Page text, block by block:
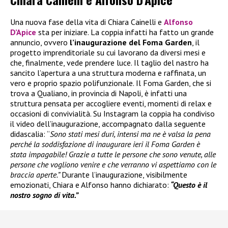
Una nuova fase della vita di Chiara Cainelli e Alfonso
D’Apice sta per iniziare. La coppia infatti ha fatto un grande
annuncio, ovvero l’inaugurazione del Foma Garden, il
progetto imprenditoriale su cui lavorano da diversi mesi e
che, finalmente, vede prendere luce. Il taglio del nastro ha
sancito l’apertura a una struttura moderna e raffinata, un
vero e proprio spazio polifunzionale. Il Foma Garden, che si
trova a Qualiano, in provincia di Napoli, è infatti una
struttura pensata per accogliere eventi, momenti di relax e
occasioni di convivialità. Su Instagram la coppia ha condiviso
il video dell’inaugurazione, accompagnato dalla seguente
didascalia: “Sono stati mesi duri, intensi ma ne è valsa la pena
perché la soddisfazione di inaugurare ieri il Foma Garden è
stata impagabile! Grazie a tutte le persone che sono venute, alle
persone che vogliono venire e che verranno vi aspettiamo con le
braccia aperte.”Durante l’inaugurazione, visibilmente
emozionati, Chiara e Alfonso hanno dichiarato: “Questo è il
nostro sogno di vita.”